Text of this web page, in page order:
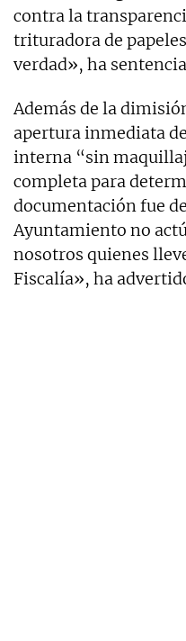
contra la
trituradora de
verdad», ha
Además de la
apertura inmediata
interna “sin
completa para
documentación fue
Ayuntamiento no
nosotros quienes
Fiscalía», ha